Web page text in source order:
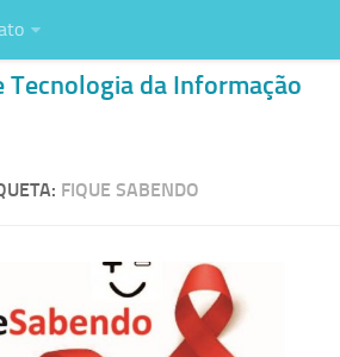
Tecnologia da Informação
FIQUE SABENDO